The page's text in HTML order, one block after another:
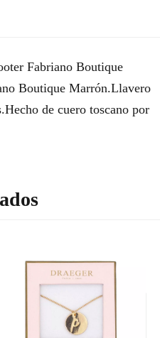
Fabriano Boutique
Boutique Marrón.Llavero
de cuero toscano por